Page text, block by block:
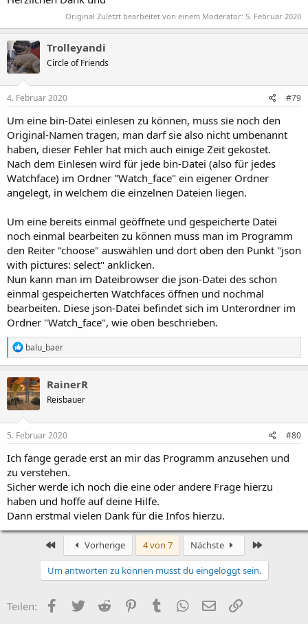
Original Zuletzt bearbeitet von einem Moderator: 5. Februar 2020
Trolleyandi
Circle of Friends
4. Februar 2020 #79
Um eine bin-Datei einlesen zu können, muss sie noch den
Original-Namen tragen, man darf sie also nicht umbenannt
haben, dieser Fehler hat mich auch einige Zeit gekostet.
Nach dem Einlesen wird für jede bin-Datei (also für jedes
Watchface) im Ordner "Watch_face" ein eigener Ordner
angelegt, in welchem die einzelnen Dateien liegen.
Um eine bereits einmal geöffnete und gespeicherte Datei
noch einmal bearbeiten zu können muss man im Programm
den Reiter "choose" auswählen und dort oben den Punkt "json
with pictures: select" anklicken.
Nun kann man im Dateibrowser die json-Datei des schon
einmal gespeicherten Watchfaces öffnen und nochmal
bearbeiten. Diese json-Datei befindet sich im Unterordner im
Ordner "Watch_face", wie oben beschrieben.
R
e
a
c
t
i
o
n
s
balu_baer
RainerR
Reisbauer
5. Februar 2020 #80
Ich fange gerade erst an mir das Programm anzusehen und
zu verstehen.
Sicher werde ich noch die eine oder andere Frage hierzu
haben und hoffe auf deine Hilfe.
Dann erstmal vielen Dank für die Infos hierzu.
Erste Vorherige 4 von 7 Nächste
Um antworten zu können musst du eingeloggt sein.
Teilen: FacebookZwitschern
Reddit PinterestTumblr WhatsApp
E-Mail